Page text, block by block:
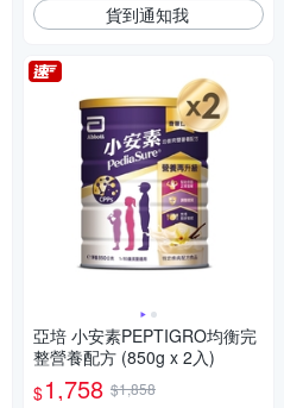
貨到通知我
亞培 小安素PEPTIGRO均衡完
整營養配方 (850g x 2入)
$1,758 $1,858